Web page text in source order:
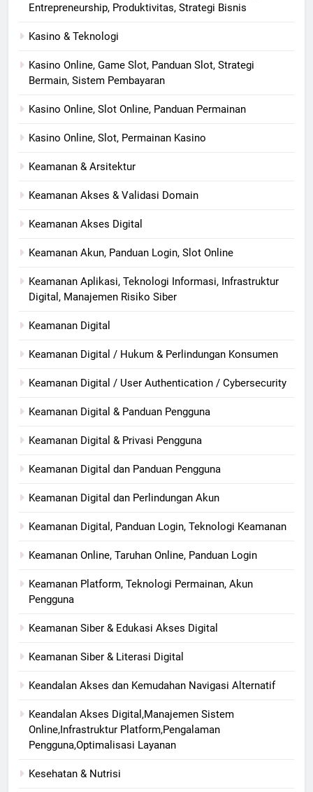
Entrepreneurship, Produktivitas, Strategi Bisnis
Kasino & Teknologi
Kasino Online, Game Slot, Panduan Slot, Strategi
Bermain, Sistem Pembayaran
Kasino Online, Slot Online, Panduan Permainan
Kasino Online, Slot, Permainan Kasino
Keamanan & Arsitektur
Keamanan Akses & Validasi Domain
Keamanan Akses Digital
Keamanan Akun, Panduan Login, Slot Online
Keamanan Aplikasi, Teknologi Informasi, Infrastruktur
Digital, Manajemen Risiko Siber
Keamanan Digital
Keamanan Digital / Hukum & Perlindungan Konsumen
Keamanan Digital / User Authentication / Cybersecurity
Keamanan Digital & Panduan Pengguna
Keamanan Digital & Privasi Pengguna
Keamanan Digital dan Panduan Pengguna
Keamanan Digital dan Perlindungan Akun
Keamanan Digital, Panduan Login, Teknologi Keamanan
Keamanan Online, Taruhan Online, Panduan Login
Keamanan Platform, Teknologi Permainan, Akun
Pengguna
Keamanan Siber & Edukasi Akses Digital
Keamanan Siber & Literasi Digital
Keandalan Akses dan Kemudahan Navigasi Alternatif
Keandalan Akses Digital,Manajemen Sistem
Online,Infrastruktur Platform,Pengalaman
Pengguna,Optimalisasi Layanan
Kesehatan & Nutrisi